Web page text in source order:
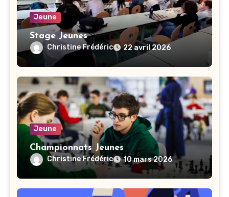
Jeune
Stage Jeunes
Christine Frédéric 22 avril 2026
Jeune
Championnats Jeunes
Christine Frédéric 10 mars 2026